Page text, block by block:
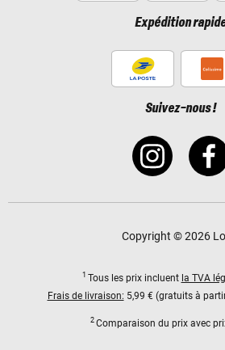
Expédition
Suivez-nous !
Copyright © 2026
1 Tous les prix incluent la TVA
Frais de livraison: 5,99 € (gratuits à
2 Comparaison du prix avec